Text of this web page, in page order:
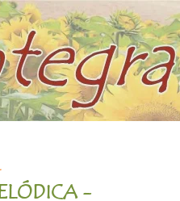
-